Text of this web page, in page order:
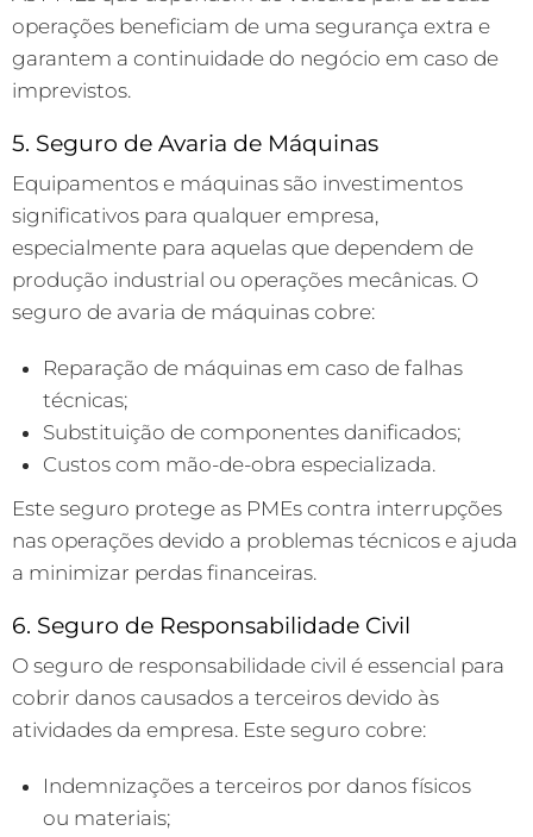
operações beneficiam de uma segurança extra e
garantem a continuidade do negócio em caso de
imprevistos.
5. Seguro de Avaria de Máquinas
Equipamentos e máquinas são investimentos
significativos para qualquer empresa,
especialmente para aquelas que dependem de
produção industrial ou operações mecânicas. O
seguro de avaria de máquinas cobre:
Reparação de máquinas em caso de falhas
técnicas;
Substituição de componentes danificados;
Custos com mão-de-obra especializada.
Este seguro protege as PMEs contra interrupções
nas operações devido a problemas técnicos e ajuda
a minimizar perdas financeiras.
6. Seguro de Responsabilidade Civil
O seguro de responsabilidade civil é essencial para
cobrir danos causados a terceiros devido às
atividades da empresa. Este seguro cobre:
Indemnizações a terceiros por danos físicos
ou materiais;